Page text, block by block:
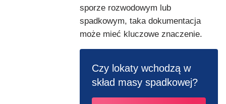
sporze rozwodowym lub
spadkowym, taka dokumentacja
może mieć kluczowe znaczenie.
Czy lokaty wchodzą w
skład masy spadkowej?